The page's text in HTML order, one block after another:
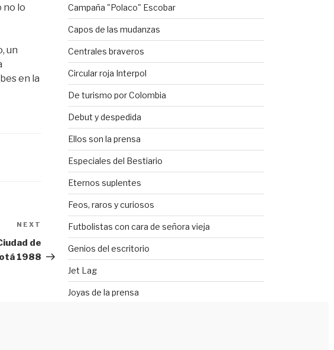
no lo
un
en la
NEXT
de
1988
Campaña "Polaco" Escobar
Capos de las mudanzas
Centrales braveros
Circular roja Interpol
De turismo por Colombia
Debut y despedida
Ellos son la prensa
Especiales del Bestiario
Eternos suplentes
Feos, raros y curiosos
Futbolistas con cara de señora vieja
Genios del escritorio
Jet Lag
Joyas de la prensa